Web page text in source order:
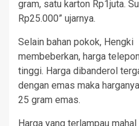
gram, satu karton Rp1juta.
Rp25.000” ujarnya.
Selain bahan pokok, Hengki
membeberkan, harga
tinggi. Harga dibanderol
dengan emas maka
25 gram emas.
Harga yang terlampau